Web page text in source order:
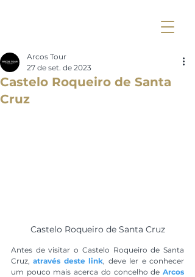
Castelo Roqueiro de Santa
Cruz
Arcos Tour
27 de set. de 2023
Castelo Roqueiro de Santa Cruz
Antes de visitar o Castelo Roqueiro de Santa
Cruz, através deste link, deve ler e conhecer
um pouco mais acerca do concelho de Arcos